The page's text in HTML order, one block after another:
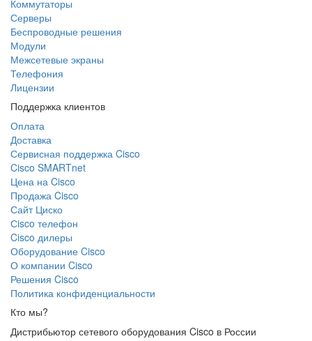
Коммутаторы
Серверы
Беспроводные решения
Модули
Межсетевые экраны
Телефония
Лицензии
Поддержка клиентов
Оплата
Доставка
Сервисная поддержка Cisco
Cisco SMARTnet
Цена на Cisco
Продажа Cisco
Сайт Циско
Сisco телефон
Cisco дилеры
Оборудование Cisco
О компании Cisco
Решения Cisco
Политика конфиденциальности
Кто мы?
Дистрибьютор сетевого оборудования Cisco в России